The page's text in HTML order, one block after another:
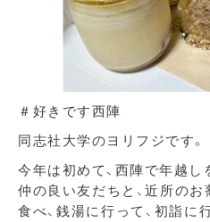
＃好きです西陣
同志社大学のヨリフジです。
今年は初めて、西陣で年越し
仲の良い友だちと、近所の
食べ、銭湯に行って、初詣に